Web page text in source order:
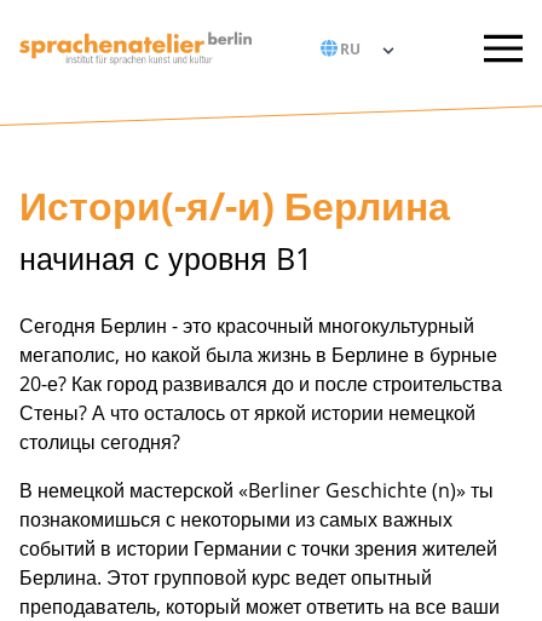
Истори(-я/-и) Берлина
начиная с уровня B1
Сегодня Берлин - это красочный многокультурный
мегаполис, но какой была жизнь в Берлине в бурные
20-е? Как город развивался до и после строительства
Стены? А что осталось от яркой истории немецкой
столицы сегодня?
В немецкой мастерской «Berliner Geschichte (n)» ты
познакомишься с некоторыми из самых важных
событий в истории Германии с точки зрения жителей
Берлина. Этот групповой курс ведет опытный
преподаватель, который может ответить на все ваши